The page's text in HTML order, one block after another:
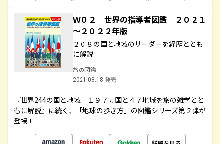
Ｗ０２ 世界の指導者図鑑 ２０２１
～２０２２年版
２０８の国と地域のリーダーを経歴ととも
に解説
旅の図鑑
2021.03.18 発売
『世界244の国と地域 １９７ヵ国と４７地域を旅の雑学とと
もに解説』に続く、「地球の歩き方」の図鑑シリーズ第２弾が
登場！